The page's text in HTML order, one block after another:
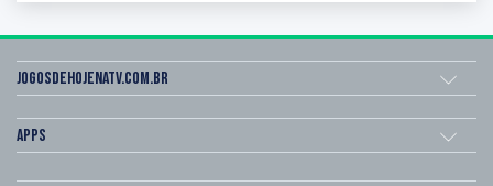
Jogosdehojenatv.com.br
Apps